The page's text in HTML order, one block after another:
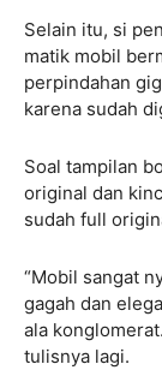
Selain itu, si
matik mobil
perpindahan
karena sudah
Soal tampilan
original dan
sudah full
“Mobil sangat
gagah dan
ala
tulisnya lagi.